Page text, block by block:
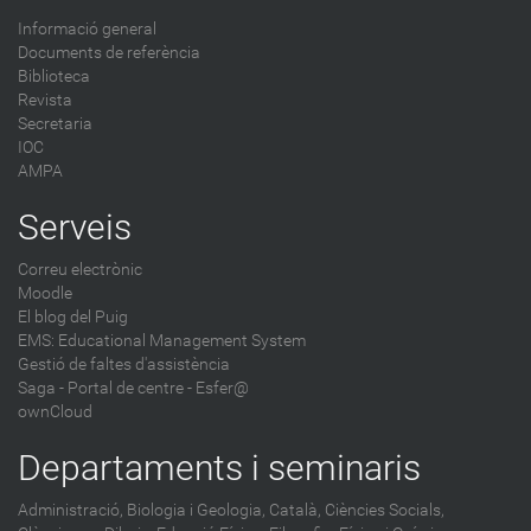
Informació general
Documents de referència
Biblioteca
Revista
Secretaria
IOC
AMPA
Serveis
Correu electrònic
Moodle
El blog del Puig
EMS: Educational Management System
Gestió de faltes d'assistència
Saga - Portal de centre - Esfer@
ownCloud
Departaments i seminaris
Administració, Biologia i Geologia, Català, Ciències Socials,